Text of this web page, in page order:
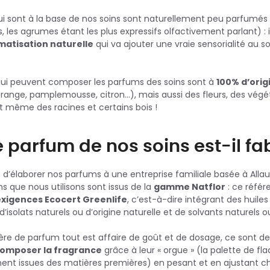
sont à la base de nos soins sont naturellement peu
les agrumes étant les plus expressifs olfactivement parlant)
naturelle qui va ajouter une vraie sensorialité au
peuvent composer les parfums des soins sont à 100%
pamplemousse, citron…), mais aussi des fleurs, des
même des racines et certains bois !
parfum de nos soins est-il
nos parfums à une entreprise familiale basée à
que nous utilisons sont issus de la gamme Natflor : ce
Ecocert Greenlife, c’est-à-dire intégrant des
naturels ou d’origine naturelle et de solvants naturels
de parfum tout est affaire de goût et de dosage, ce sont
la fragrance grâce à leur « orgue » (la palette de
issues des matières premières) en pesant et en ajustant